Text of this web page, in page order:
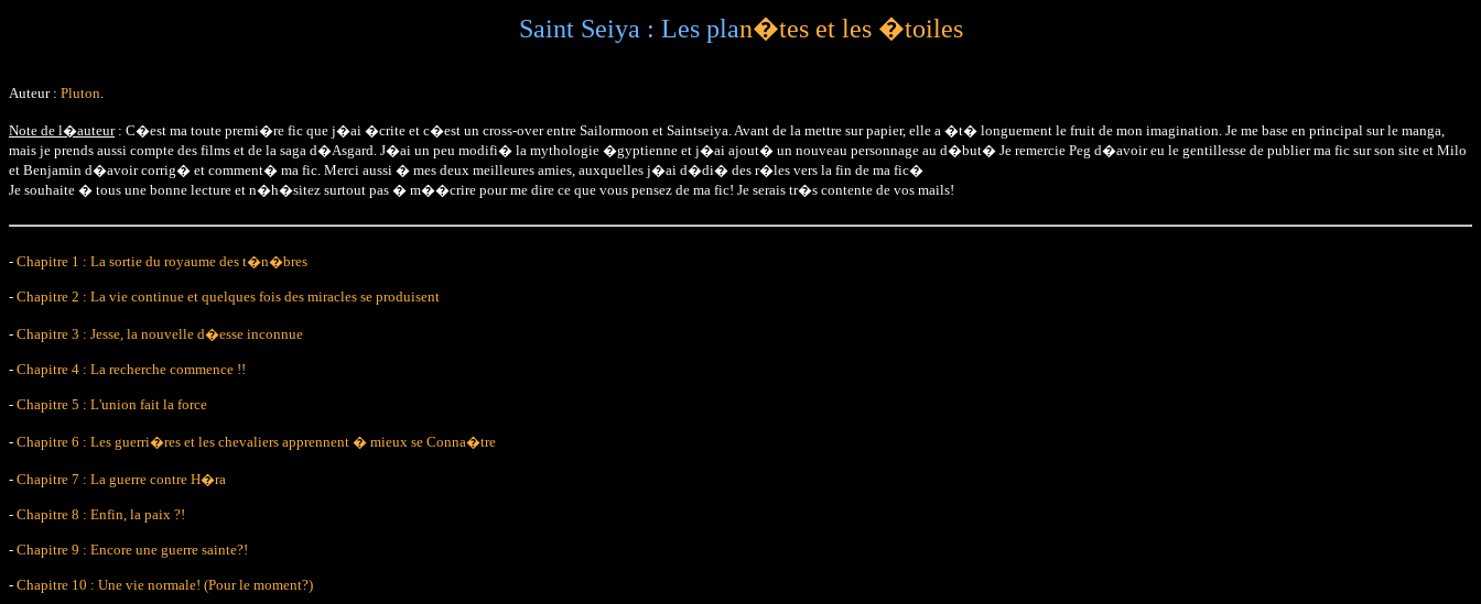
Saint Seiya : Les plan�tes et les �toiles
Auteur : Pluton.
Note de l�auteur: C�est ma toute premi�re fic que j�ai �crite et c�est un cross-over entre Sailormoon et Saintseiya. Avant de la mettre sur papier, elle a �t� longuement le fruit de mon imagination. Je me base en principal sur le manga,
mais je prends aussi compte des films et de la saga d�Asgard. J�ai un peu modifi� la mythologie �gyptienne et j�ai ajout� un nouveau personnage au d�but� Je remercie Peg d�avoir eu le gentillesse de publier ma fic sur son site et Milo
et Benjamin d�avoir corrig� et comment� ma fic. Merci aussi � mes deux meilleures amies, auxquelles j�ai d�di� des r�les vers la fin de ma fic�
Je souhaite � tous une bonne lecture et n�h�sitez surtout pas � m��crire pour me dire ce que vous pensez de ma fic! Je serais tr�s contente de vos mails!
- Chapitre 1 : La sortie du royaume des t�n�bres
- Chapitre 2 : La vie continue et quelques fois des miracles se produisent
- Chapitre 3 : Jesse, la nouvelle d�esse inconnue
- Chapitre 4 : La recherche commence !!
- Chapitre 5 : L'union fait la force
- Chapitre 6 : Les guerri�res et les chevaliers apprennent � mieux se Conna�tre
- Chapitre 7 : La guerre contre H�ra
- Chapitre 8 : Enfin, la paix ?!
- Chapitre 9 : Encore une guerre sainte?!
- Chapitre 10 : Une vie normale! (Pour le moment?)